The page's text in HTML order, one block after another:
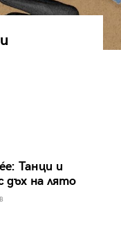
Танци и
дъх на лято